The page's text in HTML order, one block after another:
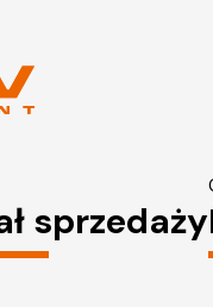
sprzedaży